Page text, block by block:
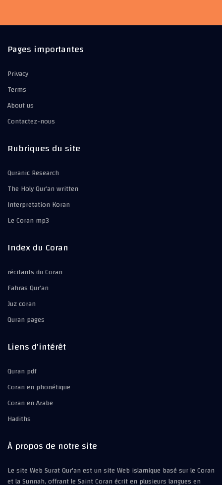
Pages importantes
Privacy
Terms
About us
Contactez-nous
Rubriques du site
Quranic Research
The Holy Qur’an written
Interpretation Koran
Le Coran mp3
Index du Coran
récitants du Coran
Fahras Qur’an
Juz coran
Quran pages
Liens d'intérêt
Quran pdf
Coran en phonétique
Coran en Arabe
Hadiths
À propos de notre site
Le site Web Surat Qur'an est un site Web islamique basé sur le Coran
et la Sunnah, offrant le Saint Coran écrit en plusieurs langues en